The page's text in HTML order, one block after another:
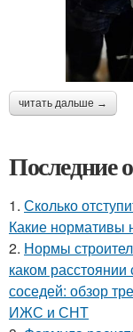
читать дальше →
Последние
1. Сколько
Какие нормативы
2. Нормы
каком
соседей: обзор
ИЖС и СНТ